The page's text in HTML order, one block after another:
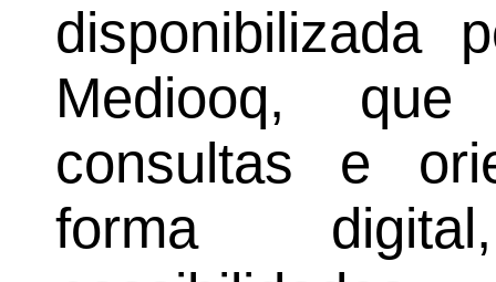
disponibilizada
Mediooq,
consultas e
forma